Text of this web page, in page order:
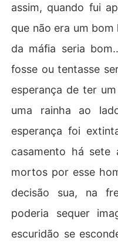
assim, quando fui
que não era um
da máfia seria
fosse ou tentasse
esperança de ter
uma rainha ao
esperança foi
casamento há sete
mortos por esse
decisão sua, na
poderia sequer
escuridão se